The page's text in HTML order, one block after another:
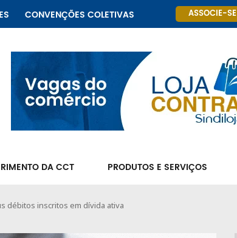
CONVENÇÕES COLETIVAS ASSOCIE-SE
DA CCT PRODUTOS E SERVIÇOS
débitos inscritos em dívida ativa